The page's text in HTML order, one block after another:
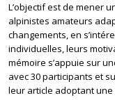
L’objectif est de mener
alpinistes amateurs
changements, en
individuelles, leurs
mémoire s’appuie sur
avec 30 participants et
leur article adoptant